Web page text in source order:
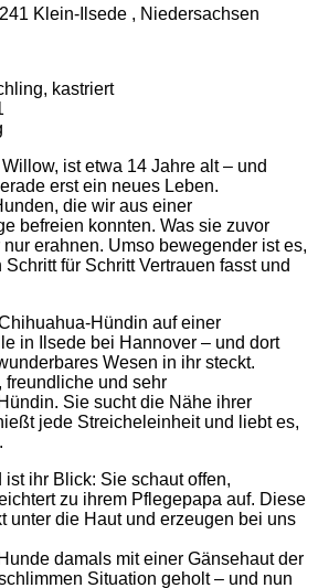
Klein-Ilsede , Niedersachsen
kastriert
ist etwa 14 Jahre alt – und
erst ein neues Leben.
die wir aus einer
befreien konnten. Was sie zuvor
erahnen. Umso bewegender ist es,
für Schritt Vertrauen fasst und
Hündin auf einer
in Ilsede bei Hannover – und dort
Wesen in ihr steckt.
freundliche und sehr
Sie sucht die Nähe ihrer
jede Streicheleinheit und liebt es,
ihr Blick: Sie schaut offen,
zu ihrem Pflegepapa auf. Diese
unter die Haut und erzeugen bei uns
damals mit einer Gänsehaut der
Situation geholt – und nun